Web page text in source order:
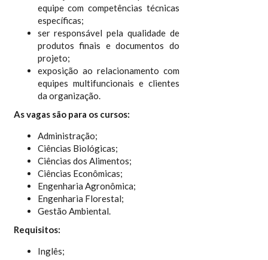
equipe com competências técnicas
específicas;
ser responsável pela qualidade de
produtos finais e documentos do
projeto;
exposição ao relacionamento com
equipes multifuncionais e clientes
da organização.
As vagas são para os cursos:
Administração;
Ciências Biológicas;
Ciências dos Alimentos;
Ciências Econômicas;
Engenharia Agronômica;
Engenharia Florestal;
Gestão Ambiental.
Requisitos:
Inglês;